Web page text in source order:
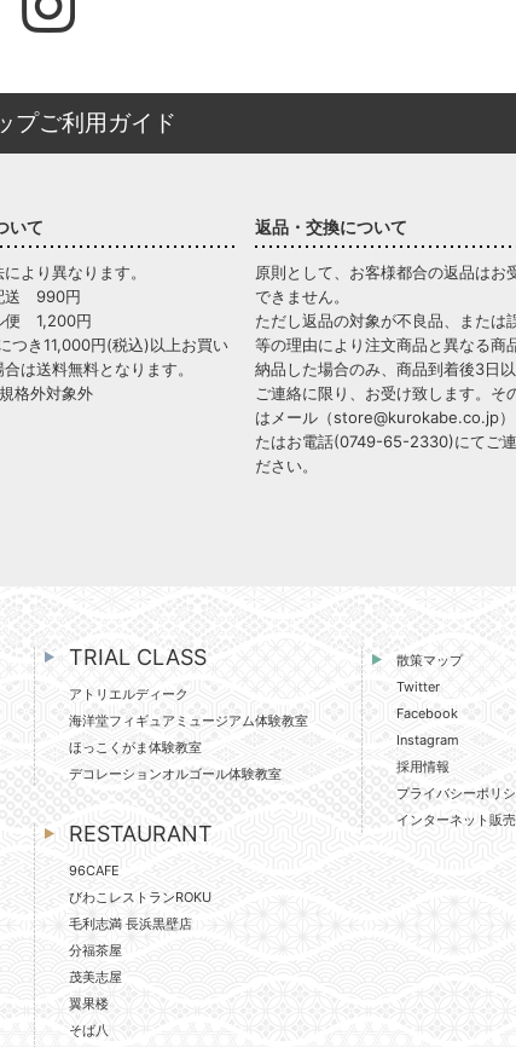
プご利用ガイド
いて
より異なります。
送 990円
便 1,200円
つき11,000円(税込)以上お買い
合は送料無料となります。
格外対象外
返品・交換について
原則として、お客様都合の返品はお
できません。
ただし返品の対象が不良品、または
等の理由により注文商品と異なる商
納品した場合のみ、商品到着後3日
ご連絡に限り、お受け致します。そ
はメール（store@kurokabe.co.jp
たはお電話(0749-65-2330)にてご
ださい。
TRIAL CLASS
アトリエルディーク
海洋堂フィギュアミュージアム体験教室
ほっこくがま体験教室
デコレーションオルゴール体験教室
RESTAURANT
96CAFE
びわこレストランROKU
毛利志満 長浜黒壁店
分福茶屋
茂美志屋
翼果楼
そば八
散策マップ
Twitter
Facebook
Instagram
採用情報
プライバシーポリ
インターネット販売